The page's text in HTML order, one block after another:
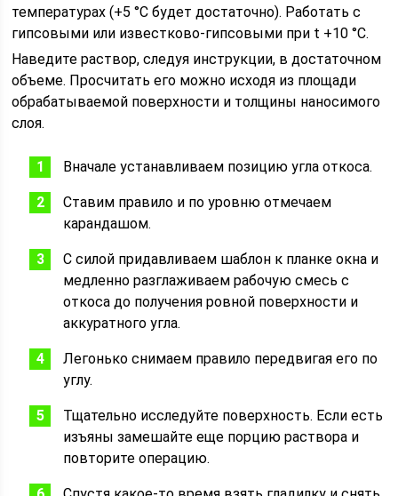
температурах (+5 °С будет достаточно). Работать с
гипсовыми или известково-гипсовыми при t +10 °С.
Наведите раствор, следуя инструкции, в достаточном
объеме. Просчитать его можно исходя из площади
обрабатываемой поверхности и толщины наносимого
слоя.
Вначале устанавливаем позицию угла откоса.
Ставим правило и по уровню отмечаем
карандашом.
С силой придавливаем шаблон к планке окна и
медленно разглаживаем рабочую смесь с
откоса до получения ровной поверхности и
аккуратного угла.
Легонько снимаем правило передвигая его по
углу.
Тщательно исследуйте поверхность. Если есть
изъяны замешайте еще порцию раствора и
повторите операцию.